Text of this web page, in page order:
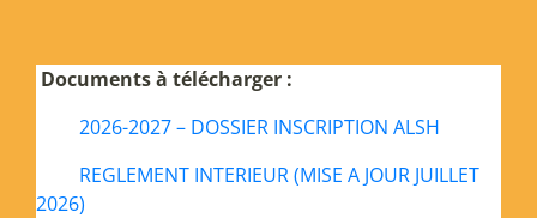
Documentsà télécharger :
2026-2027 – DOSSIER INSCRIPTION ALSH
REGLEMENT INTERIEUR (MISE A JOUR JUILLET
2026)